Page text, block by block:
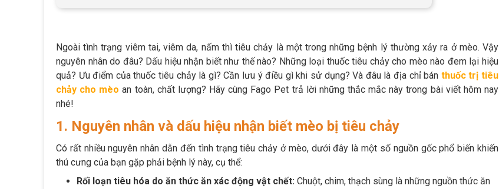
Ngoài tình trạng viêm tai, viêm da, nấm thì tiêu chảy là một trong những bệnh lý thường xảy ra ở mèo. Vậy
nguyên nhân do đâu? Dấu hiệu nhận biết như thế nào? Những loại thuốc tiêu chảy cho mèo nào đem lại hiệu
quả? Ưu điểm của thuốc tiêu chảy là gì? Cần lưu ý điều gì khi sử dụng? Và đâu là địa chỉ bán thuốc trị tiêu
chảy cho mèo an toàn, chất lượng? Hãy cùng Fago Pet trả lời những thắc mắc này trong bài viết hôm nay
nhé!
1. Nguyên nhân và dấu hiệu nhận biết mèo bị tiêu chảy
Có rất nhiều nguyên nhân dẫn đến tình trạng tiêu chảy ở mèo, dưới đây là một số nguồn gốc phổ biến khiến
thú cưng của bạn gặp phải bệnh lý này, cụ thể:
Rối loạn tiêu hóa do ăn thức ăn xác động vật chết: Chuột, chim, thạch sùng là những nguồn thức ăn